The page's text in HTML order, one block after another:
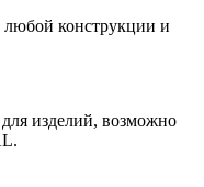
конструкции и
изделий, возможно